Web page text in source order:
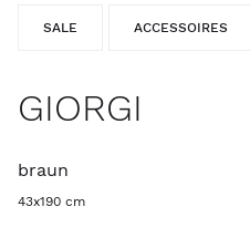
SALE ACCESSOIRES
GIORGI
braun
43x190 cm